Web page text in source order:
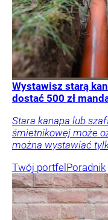
Wystawisz starą
dostać 500 zł
Stara kanapa lub
śmietnikowej może
można wystawiać
Twój portfelPoradnik